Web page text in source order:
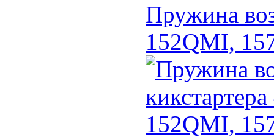
Пружина
152QMI,